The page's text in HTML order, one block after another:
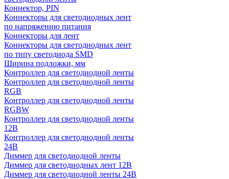
Коннектор, PIN
Коннекторы для светодиодных лент
по напряжению питания
Коннекторы для лент
Коннекторы для светодиодных лент
по типу светодиода SMD
Ширина подложки, мм
Контроллер для светодиодной ленты
Контроллер для светодиодной ленты
RGB
Контроллер для светодиодной ленты
RGBW
Контроллер для светодиодной ленты
12В
Контроллер для светодиодной ленты
24В
Диммер для светодиодной ленты
Диммер для светодиодных лент 12В
Диммер для светодиодной ленты 24В